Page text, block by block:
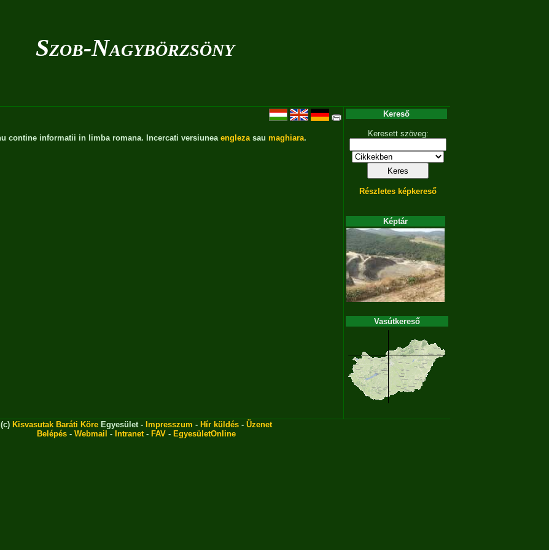
Szob-Nagybörzsöny
contine informatii in limba romana. Incercati versiunea englezasau maghiara.
Kereső
Keresett szöveg:
Részletes képkereső
Képtár
Vasútkereső
(c) Kisvasutak Baráti Köre Egyesület - Impresszum - Hír küldés - Üzenet
Belépés - Webmail - Intranet- FAV - EgyesületOnline